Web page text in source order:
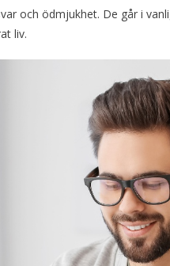
och ödmjukhet. De går i
liv.